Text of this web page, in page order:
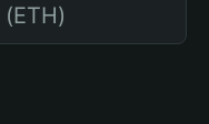
محفظة إيثيريوم (ETH)